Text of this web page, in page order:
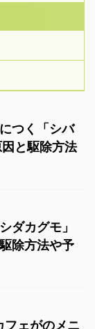
つく「シバ
と駆除方法
ダカグモ」
除方法や予
フェがのメニ